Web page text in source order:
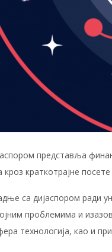
представља
краткотрајне
са дијаспором ради
проблемима и
технологија, као и